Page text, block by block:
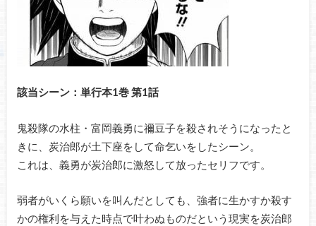
該当シーン：単行本1巻 第1話
鬼殺隊の水柱・富岡義勇に禰豆子を殺されそうになったと
きに、炭治郎が土下座をして命乞いをしたシーン。
これは、義勇が炭治郎に激怒して放ったセリフです。
弱者がいくら願いを叫んだとしても、強者に生かすか殺す
かの権利を与えた時点で叶わぬものだという現実を炭治郎